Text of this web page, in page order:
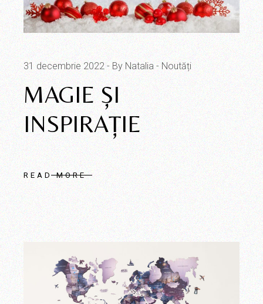
31 decembrie 2022 By Natalia Noutăți
MAGIE ŞI
INSPIRAŢIE
READ MORE